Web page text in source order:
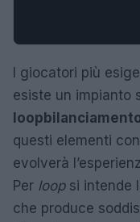
I giocatori più
esiste un impianto
loop
questi elementi
evolverà
Per loopsi intende
che produce